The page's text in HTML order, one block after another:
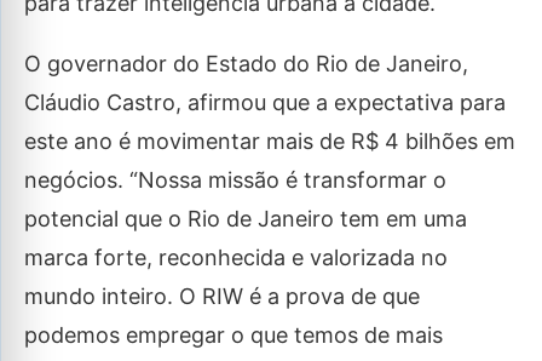
O governador do Estado do Rio de Janeiro,
Cláudio Castro, afirmou que a expectativa para
este ano é movimentar mais de R$ 4 bilhões em
negócios. “Nossa missão é transformar o
potencial que o Rio de Janeiro tem em uma
marca forte, reconhecida e valorizada no
mundo inteiro. O RIW é a prova de que
podemos empregar o que temos de mais